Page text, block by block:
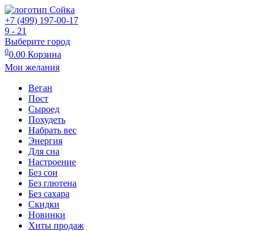
+7 (499) 197-00-17
9 - 21
Выберите город
00.00 Корзина
Мои желания
Веган
Пост
Сыроед
Похудеть
Набрать вес
Энергия
Для сна
Настроение
Без сои
Без глютена
Без сахара
Скидки
Новинки
Хиты продаж